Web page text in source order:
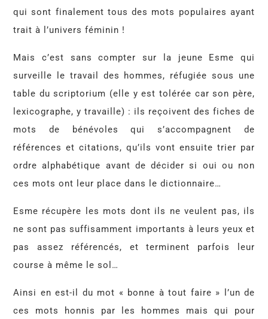
qui sont finalement tous des mots populaires ayant
trait à l’univers féminin !
Mais c’est sans compter sur la jeune Esme qui
surveille le travail des hommes, réfugiée sous une
table du scriptorium (elle y est tolérée car son père,
lexicographe, y travaille) : ils reçoivent des fiches de
mots de bénévoles qui s’accompagnent de
références et citations, qu’ils vont ensuite trier par
ordre alphabétique avant de décider si oui ou non
ces mots ont leur place dans le dictionnaire…
Esme récupère les mots dont ils ne veulent pas, ils
ne sont pas suffisamment importants à leurs yeux et
pas assez référencés, et terminent parfois leur
course à même le sol…
Ainsi en est-il du mot « bonne à tout faire » l’un de
ces mots honnis par les hommes mais qui pour